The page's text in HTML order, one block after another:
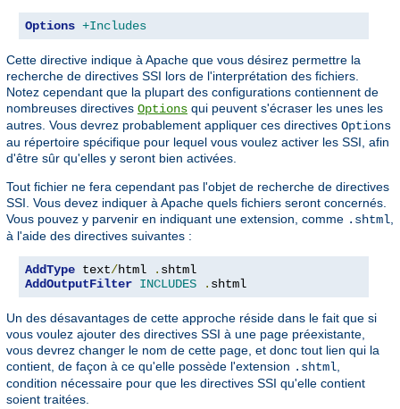
Options +Includes
Cette directive indique à Apache que vous désirez permettre la
recherche de directives SSI lors de l'interprétation des fichiers.
Notez cependant que la plupart des configurations contiennent de
nombreuses directives Options qui peuvent s'écraser les unes les
autres. Vous devrez probablement appliquer ces directives Options
au répertoire spécifique pour lequel vous voulez activer les SSI, afin
d'être sûr qu'elles y seront bien activées.
Tout fichier ne fera cependant pas l'objet de recherche de directives
SSI. Vous devez indiquer à Apache quels fichiers seront concernés.
Vous pouvez y parvenir en indiquant une extension, comme .shtml
à l'aide des directives suivantes :
AddType text/html .
AddOutputFilter INCLUDES . shtml
Un des désavantages de cette approche réside dans le fait que si
vous voulez ajouter des directives SSI à une page préexistante,
vous devrez changer le nom de cette page, et donc tout lien qui la
contient, de façon à ce qu'elle possède l'extension .shtml
condition nécessaire pour que les directives SSI qu'elle contient
soient traitées.